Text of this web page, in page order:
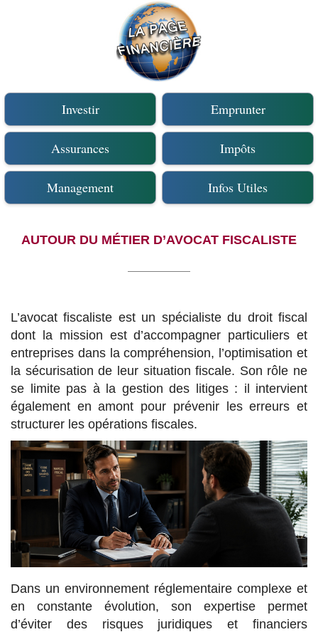
Investir Emprunter
Assurances Impôts
Management Infos Utiles
AUTOUR DU MÉTIER D’AVOCAT FISCALISTE
L’avocat fiscaliste est un spécialiste du droit fiscal
dont la mission est d’accompagner particuliers et
entreprises dans la compréhension, l’optimisation et
la sécurisation de leur situation fiscale. Son rôle ne
se limite pas à la gestion des litiges : il intervient
également en amont pour prévenir les erreurs et
structurer les opérations fiscales.
Dans un environnement réglementaire complexe et
en constante évolution, son expertise permet
d’éviter des risques juridiques et financiers